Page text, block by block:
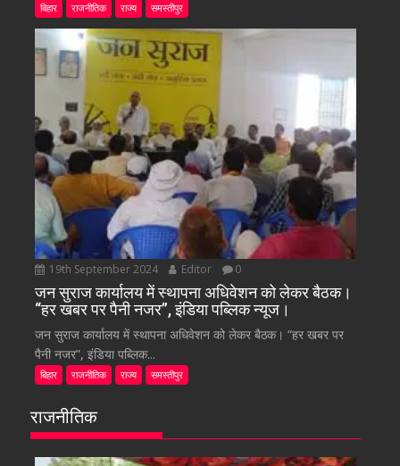
बिहार राजनीतिक राज्य समस्तीपुर
19th September 2024 Editor 0
जन सुराज कार्यालय में स्थापना अधिवेशन को लेकर बैठक।
“हर खबर पर पैनी नजर”, इंडिया पब्लिक न्यूज।
जन सुराज कार्यालय में स्थापना अधिवेशन को लेकर बैठक। “हर खबर पर
पैनी नजर”, इंडिया पब्लिक...
बिहार राजनीतिक राज्य समस्तीपुर
राजनीतिक